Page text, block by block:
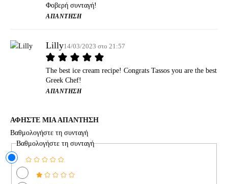
Φοβερή συνταγή!
ΑΠΆΝΤΗΣΗ
Lilly14/03/2023 στο 21:57
The best ice cream recipe! Congrats Tassos you are the best
Greek Chef!
ΑΠΆΝΤΗΣΗ
ΑΦΗΣΤΕ ΜΙΑ ΑΠΑΝΤΗΣΗ
Βαθμολογήστε τη συνταγή
Βαθμολογήστε τη συνταγή